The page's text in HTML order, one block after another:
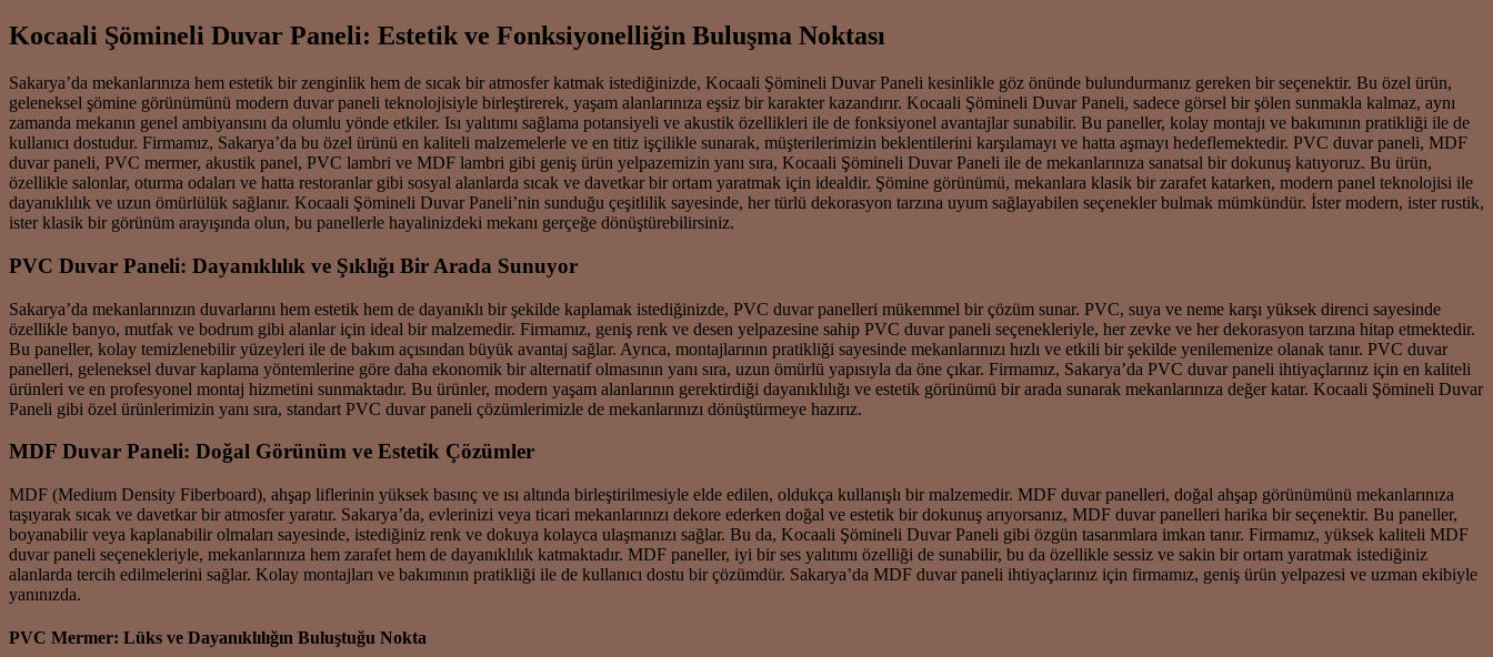
Kocaali Şömineli Duvar Paneli: Estetik ve Fonksiyonelliğin Buluşma Noktası
Sakarya’da mekanlarınıza hem estetik bir zenginlik hem de sıcak bir atmosfer katmak istediğinizde, Kocaali Şömineli Duvar Paneli kesinlikle göz önünde bulundurmanız gereken bir seçenektir. Bu özel ürün,
geleneksel şömine görünümünü modern duvar paneli teknolojisiyle birleştirerek, yaşam alanlarınıza eşsiz bir karakter kazandırır. Kocaali Şömineli Duvar Paneli, sadece görsel bir şölen sunmakla kalmaz, aynı
zamanda mekanın genel ambiyansını da olumlu yönde etkiler. Isı yalıtımı sağlama potansiyeli ve akustik özellikleri ile de fonksiyonel avantajlar sunabilir. Bu paneller, kolay montajı ve bakımının pratikliği ile de
kullanıcı dostudur. Firmamız, Sakarya’da bu özel ürünü en kaliteli malzemelerle ve en titiz işçilikle sunarak, müşterilerimizin beklentilerini karşılamayı ve hatta aşmayı hedeflemektedir. PVC duvar paneli, MDF
duvar paneli, PVC mermer, akustik panel, PVC lambri ve MDF lambri gibi geniş ürün yelpazemizin yanı sıra, Kocaali Şömineli Duvar Paneli ile de mekanlarınıza sanatsal bir dokunuş katıyoruz. Bu ürün,
özellikle salonlar, oturma odaları ve hatta restoranlar gibi sosyal alanlarda sıcak ve davetkar bir ortam yaratmak için idealdir. Şömine görünümü, mekanlara klasik bir zarafet katarken, modern panel teknolojisi ile
dayanıklılık ve uzun ömürlülük sağlanır. Kocaali Şömineli Duvar Paneli’nin sunduğu çeşitlilik sayesinde, her türlü dekorasyon tarzına uyum sağlayabilen seçenekler bulmak mümkündür. İster modern, ister rustik,
ister klasik bir görünüm arayışında olun, bu panellerle hayalinizdeki mekanı gerçeğe dönüştürebilirsiniz.
PVC Duvar Paneli: Dayanıklılık ve Şıklığı Bir Arada Sunuyor
Sakarya’da mekanlarınızın duvarlarını hem estetik hem de dayanıklı bir şekilde kaplamak istediğinizde, PVC duvar panelleri mükemmel bir çözüm sunar. PVC, suya ve neme karşı yüksek direnci sayesinde
özellikle banyo, mutfak ve bodrum gibi alanlar için ideal bir malzemedir. Firmamız, geniş renk ve desen yelpazesine sahip PVC duvar paneli seçenekleriyle, her zevke ve her dekorasyon tarzına hitap etmektedir.
Bu paneller, kolay temizlenebilir yüzeyleri ile de bakım açısından büyük avantaj sağlar. Ayrıca, montajlarının pratikliği sayesinde mekanlarınızı hızlı ve etkili bir şekilde yenilemenize olanak tanır. PVC duvar
panelleri, geleneksel duvar kaplama yöntemlerine göre daha ekonomik bir alternatif olmasının yanı sıra, uzun ömürlü yapısıyla da öne çıkar. Firmamız, Sakarya’da PVC duvar paneli ihtiyaçlarınız için en kaliteli
ürünleri ve en profesyonel montaj hizmetini sunmaktadır. Bu ürünler, modern yaşam alanlarının gerektirdiği dayanıklılığı ve estetik görünümü bir arada sunarak mekanlarınıza değer katar. Kocaali Şömineli Duvar
Paneli gibi özel ürünlerimizin yanı sıra, standart PVC duvar paneli çözümlerimizle de mekanlarınızı dönüştürmeye hazırız.
MDF Duvar Paneli: Doğal Görünüm ve Estetik Çözümler
MDF (Medium Density Fiberboard), ahşap liflerinin yüksek basınç ve ısı altında birleştirilmesiyle elde edilen, oldukça kullanışlı bir malzemedir. MDF duvar panelleri, doğal ahşap görünümünü mekanlarınıza
taşıyarak sıcak ve davetkar bir atmosfer yaratır. Sakarya’da, evlerinizi veya ticari mekanlarınızı dekore ederken doğal ve estetik bir dokunuş arıyorsanız, MDF duvar panelleri harika bir seçenektir. Bu paneller,
boyanabilir veya kaplanabilir olmaları sayesinde, istediğiniz renk ve dokuya kolayca ulaşmanızı sağlar. Bu da, Kocaali Şömineli Duvar Paneli gibi özgün tasarımlara imkan tanır. Firmamız, yüksek kaliteli MDF
duvar paneli seçenekleriyle, mekanlarınıza hem zarafet hem de dayanıklılık katmaktadır. MDF paneller, iyi bir ses yalıtımı özelliği de sunabilir, bu da özellikle sessiz ve sakin bir ortam yaratmak istediğiniz
alanlarda tercih edilmelerini sağlar. Kolay montajları ve bakımının pratikliği ile de kullanıcı dostu bir çözümdür. Sakarya’da MDF duvar paneli ihtiyaçlarınız için firmamız, geniş ürün yelpazesi ve uzman ekibiyle
yanınızda.
PVC Mermer: Lüks ve Dayanıklılığın Buluştuğu Nokta